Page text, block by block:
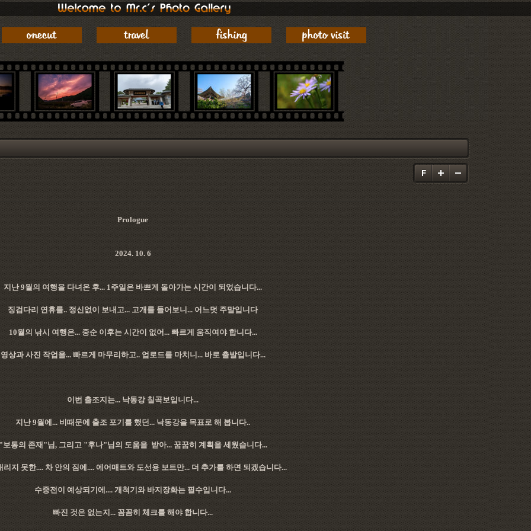
Prologue
2024. 10. 6
지난 9월의 여행을 다녀온 후... 1주일은 바쁘게 돌아가는 시간이 되었습니다...
징검다리 연휴를.. 정신없이 보내고... 고개를 들어보니... 어느덧 주말입니다
10월의 낚시 여행은... 중순 이후는 시간이 없어... 빠르게 움직여야 합니다...
영상과 사진 작업을... 빠르게 마무리하고.. 업로드를 마치니... 바로 출발입니다...
이번 출조지는... 낙동강 칠곡보입니다...
지난 9월에... 비때문에 출조 포기를 했던... 낙동강을 목표로 해 봅니다..
보통의 존재"님, 그리고 "후나"님의 도움을 받아... 꿈꿈히 계획을 세웠습니다...
리지 못한.... 차 안의 짐에.... 에어매트와 도선용 보트만... 더 추가를 하면 되겠습니다...
수중전이 예상되기에.... 개척기와 바지장화는 필수입니다...
빠진 것은 없는지... 꼼꼼히 체크를 해야 합니다...